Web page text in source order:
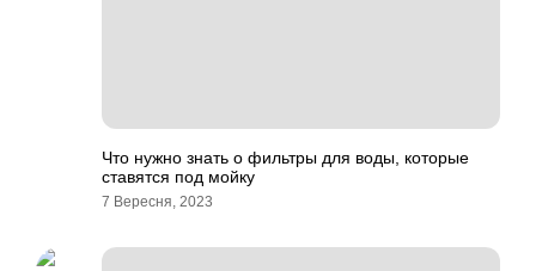
Что нужно знать о фильтры для воды, которые
ставятся под мойку
7 Вересня, 2023